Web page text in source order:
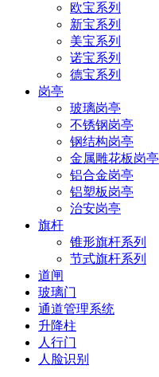
欧宝系列
新宝系列
美宝系列
诺宝系列
德宝系列
岗亭
玻璃岗亭
不锈钢岗亭
钢结构岗亭
金属雕花板岗亭
铝合金岗亭
铝塑板岗亭
治安岗亭
旗杆
锥形旗杆系列
节式旗杆系列
道闸
玻璃门
通道管理系统
升降柱
人行门
人脸识别